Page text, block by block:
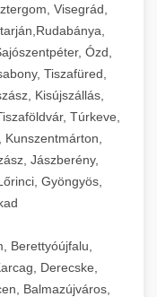
Visegrád,
Ózd,
Tiszafüred,
Kisújszállás,
Túrkeve,
Jászberény,
Gyöngyös,
Berettyóújfalu,
Derecske,
Balmazújváros,